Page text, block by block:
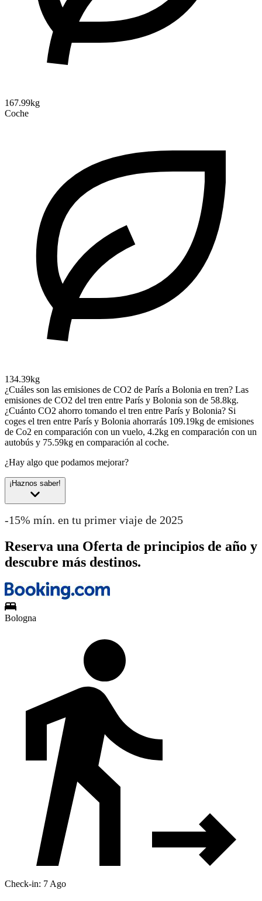
167.99kg
Coche
134.39kg
¿Cuáles son las emisiones de CO2 de París a Bolonia en tren? Las
emisiones de CO2 del tren entre París y Bolonia son de 58.8kg.
¿Cuánto CO2 ahorro tomando el tren entre París y Bolonia? Si
coges el tren entre París y Bolonia ahorrarás 109.19kg de emisiones
de Co2 en comparación con un vuelo, 4.2kg en comparación con un
autobús y 75.59kg en comparación al coche.
¿Hay algo que podamos mejorar?
¡Haznos saber!
-15% mín. en tu primer viaje de 2025
Reserva una Oferta de principios de año y
descubre más destinos.
Bologna
Check-in: 7 Ago